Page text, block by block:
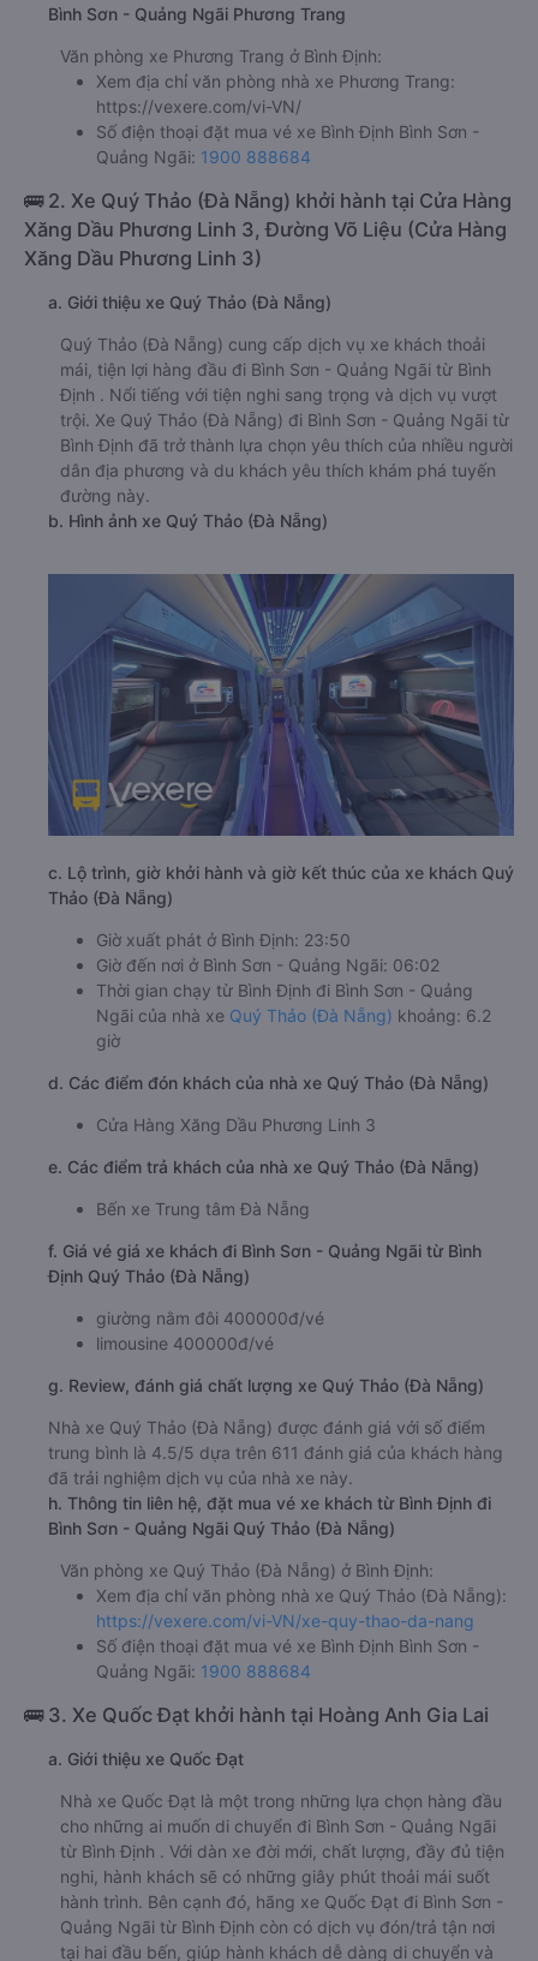
Bình Sơn - Quảng Ngãi Phương Trang
Văn phòng xe Phương Trang ở Bình Định:
Xem địa chỉ văn phòng nhà xe Phương Trang:
https://vexere.com/vi-VN/
Số điện thoại đặt mua vé xe Bình Định Bình Sơn -
Quảng Ngãi: 1900 888684
🚌 2. Xe Quý Thảo (Đà Nẵng) khởi hành tại Cửa Hàng
Xăng Dầu Phương Linh 3, Đường Võ Liệu (Cửa Hàng
Xăng Dầu Phương Linh 3)
a. Giới thiệu xe Quý Thảo (Đà Nẵng)
Quý Thảo (Đà Nẵng) cung cấp dịch vụ xe khách thoải
mái, tiện lợi hàng đầu đi Bình Sơn - Quảng Ngãi từ Bình
Định . Nổi tiếng với tiện nghi sang trọng và dịch vụ vượt
trội. Xe Quý Thảo (Đà Nẵng) đi Bình Sơn - Quảng Ngãi từ
Bình Định đã trở thành lựa chọn yêu thích của nhiều người
dân địa phương và du khách yêu thích khám phá tuyến
đường này.
b. Hình ảnh xe Quý Thảo (Đà Nẵng)
c. Lộ trình, giờ khởi hành và giờ kết thúc của xe khách Quý
Thảo (Đà Nẵng)
Giờ xuất phát ở Bình Định: 23:50
Giờ đến nơi ở Bình Sơn - Quảng Ngãi: 06:02
Thời gian chạy từ Bình Định đi Bình Sơn - Quảng
Ngãi của nhà xe Quý Thảo (Đà Nẵng) khoảng: 6.2
giờ
d. Các điểm đón khách của nhà xe Quý Thảo (Đà Nẵng)
Cửa Hàng Xăng Dầu Phương Linh 3
e. Các điểm trả khách của nhà xe Quý Thảo (Đà Nẵng)
Bến xe Trung tâm Đà Nẵng
f. Giá vé giá xe khách đi Bình Sơn - Quảng Ngãi từ Bình
Định Quý Thảo (Đà Nẵng)
giường nằm đôi 400000đ/vé
limousine 400000đ/vé
g. Review, đánh giá chất lượng xe Quý Thảo (Đà Nẵng)
Nhà xe Quý Thảo (Đà Nẵng) được đánh giá với số điểm
trung bình là 4.5/5 dựa trên 611 đánh giá của khách hàng
đã trải nghiệm dịch vụ của nhà xe này.
h. Thông tin liên hệ, đặt mua vé xe khách từ Bình Định đi
Bình Sơn - Quảng Ngãi Quý Thảo (Đà Nẵng)
Văn phòng xe Quý Thảo (Đà Nẵng) ở Bình Định:
Xem địa chỉ văn phòng nhà xe Quý Thảo (Đà Nẵng):
https://vexere.com/vi-VN/xe-quy-thao-da-nang
Số điện thoại đặt mua vé xe Bình Định Bình Sơn -
Quảng Ngãi: 1900 888684
🚌 3. Xe Quốc Đạt khởi hành tại Hoàng Anh Gia Lai
a. Giới thiệu xe Quốc Đạt
Nhà xe Quốc Đạt là một trong những lựa chọn hàng đầu
cho những ai muốn di chuyển đi Bình Sơn - Quảng Ngãi
từ Bình Định . Với dàn xe đời mới, chất lượng, đầy đủ tiện
nghi, hành khách sẽ có những giây phút thoải mái suốt
hành trình. Bên cạnh đó, hãng xe Quốc Đạt đi Bình Sơn -
Quảng Ngãi từ Bình Định còn có dịch vụ đón/trả tận nơi
tại hai đầu bến, giúp hành khách dễ dàng di chuyển và